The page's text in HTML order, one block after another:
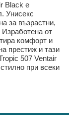
Black е
Унисекс
за възрастни,
от
комфорт и
престиж и тази
507 Ventair
при всеки